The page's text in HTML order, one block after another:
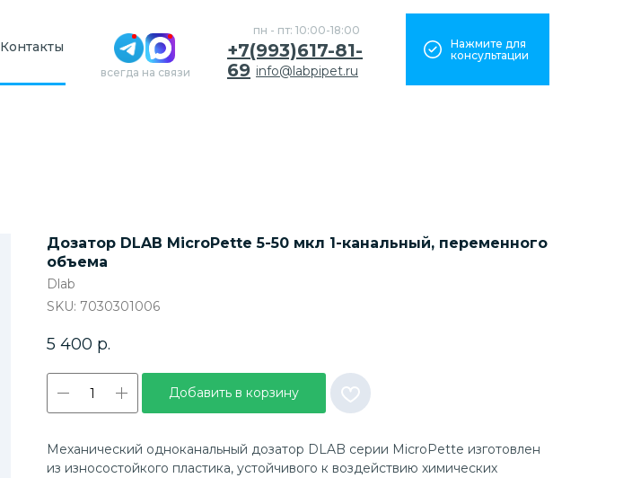
Нажмите для
консультации
пн - пт: 10:00-18:00
info@labpipet.ru
Контакты
всегда на связи
+7(993)617-81-
69
Дозатор DLAB MicroPette 5-50 мкл 1-канальный, переменного
объема
Dlab
SKU: 7030301006
5 400 р.
Добавить в корзину
Механический одноканальный дозатор DLAB серии MicroPette изготовлен
из износостойкого пластика, устойчивого к воздействию химических